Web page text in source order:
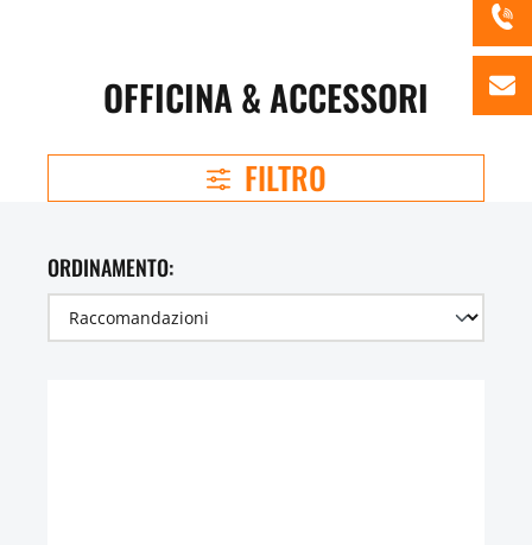
OFFICINA & ACCESSORI
FILTRO
ORDINAMENTO: